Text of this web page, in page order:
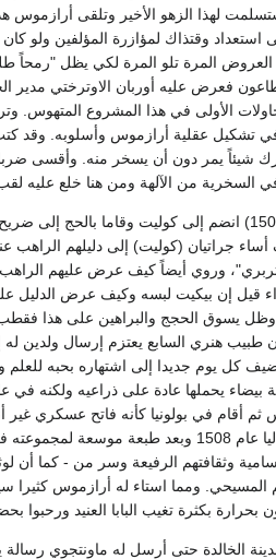
لهذا الزهو الأخير وتلقى أرازموس
استعداد وقتذاك لمؤازرة المؤلفين
المرة تلو المرة لكي يظل "رمحاً
1502 فراراً من الطاعون فعرض عليه أوربان
الأولى في هذا المشروع
يمر دون أن يسخر منه. وأقسى
في السخرية من الآلهة ومن هنا خلع
وفي زيارة ثانية لإنجلترا (1505 -1506) انضم
جراتيان (كوليت) إلى دليلهم الراهب
وروي أيضاً كيف عرض عليهم الراهب
قيل إن بيكيت لبسه وكيف عرض الدليل
يسوق الحجج والبراهين على هذا فقطب
هنري السابع يعتزم إرسال ولدين له
كل يوم جديدا إلى اشتهاره بحبه
وثقافتهم الرفيعة وسر من - كما
المسيحي. ومما استاء له أرازموس
بحرارة بكثرة تغيب البابا العنيد
الخالدة حتى أرسل له ماونتجوي